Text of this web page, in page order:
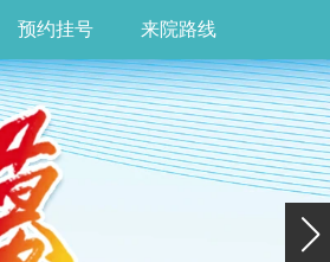
预约挂号 来院路线